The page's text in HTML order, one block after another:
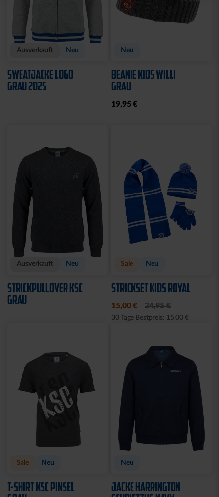
Ausverkauft Neu
SWEATJACKE LOGO
GRAU 2025
Neu
BEANIE KIDS WILLI
GRAU
19,95 €
Ausverkauft Neu
STRICKPULLOVER KSC
GRAU
Sale Neu
STRICKSET KIDS ROYAL
15,00 € 24,95 €
30 Tage Bestpreis: 15,00 €
Sale Neu
T-SHIRT KSC PINSEL
Neu
JACKE HARRINGTON